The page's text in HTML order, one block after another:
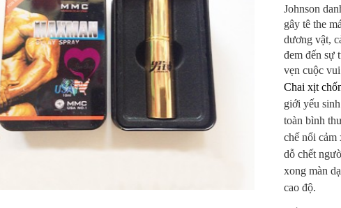
Johnson
gây tê the
dương vật,
đem đến sự
vẹn cuộc
Chai xịt
giới yếu
toàn bình
chế nổi cảm
dỗ chết
xong màn
cao độ.